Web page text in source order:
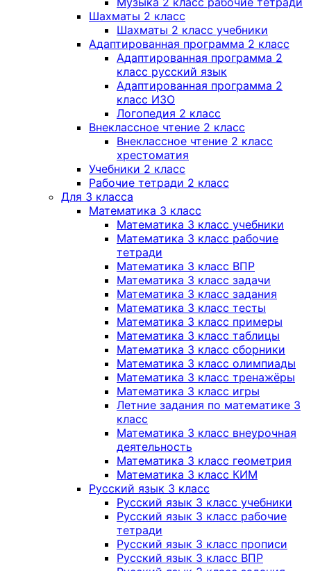
Шахматы 2 класс
Шахматы 2 класс учебники
Адаптированная программа 2 класс
Адаптированная программа 2
класс русский язык
Адаптированная программа 2
класс ИЗО
Логопедия 2 класс
Внеклассное чтение 2 класс
Внеклассное чтение 2 класс
хрестоматия
Учебники 2 класс
Рабочие тетради 2 класс
Для 3 класса
Математика 3 класс
Математика 3 класс учебники
Математика 3 класс рабочие
тетради
Математика 3 класс ВПР
Математика 3 класс задачи
Математика 3 класс задания
Математика 3 класс тесты
Математика 3 класс примеры
Математика 3 класс таблицы
Математика 3 класс сборники
Математика 3 класс олимпиады
Математика 3 класс тренажёры
Математика 3 класс игры
Летние задания по математике 3
класс
Математика 3 класс внеурочная
деятельность
Математика 3 класс геометрия
Математика 3 класс КИМ
Русский язык 3 класс
Русский язык 3 класс учебники
Русский язык 3 класс рабочие
тетради
Русский язык 3 класс прописи
Русский язык 3 класс ВПР